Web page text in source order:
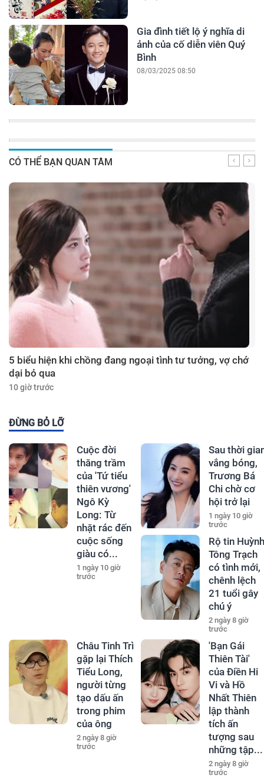
Gia đình tiết lộ ý nghĩa di
ảnh của cố diễn viên Quý
Bình
08/03/2025 08:50
CÓ THỂ BẠN QUAN TÂM
5 biểu hiện khi chồng đang ngoại tình tư tưởng, vợ chớ
dại bỏ qua
10 giờ trước
ĐỪNG BỎ LỠ
Cuộc đời
thăng trầm
của 'Tứ tiểu
thiên vương'
Ngô Kỳ
Long: Từ
nhặt rác đến
cuộc sống
giàu có...
1 ngày 10 giờ
trước
Sau thời
vắng bóng,
Trương Bá
Chi chờ cơ
hội trở lại
1 ngày 10 giờ
trước
Rộ tin Huỳnh
Tông Trạch
có tình mới,
chênh lệch
21 tuổi gây
chú ý
2 ngày 8 giờ
trước
Châu Tinh Trì
gặp lại Thích
Tiểu Long,
người từng
tạo dấu ấn
trong phim
của ông
2 ngày 8 giờ
trước
'Bạn Gái
Thiên Tài'
của Điền Hi
Vi và Hồ
Nhất Thiên
lập thành
tích ấn
tượng sau
những tập...
2 ngày 8 giờ
trước